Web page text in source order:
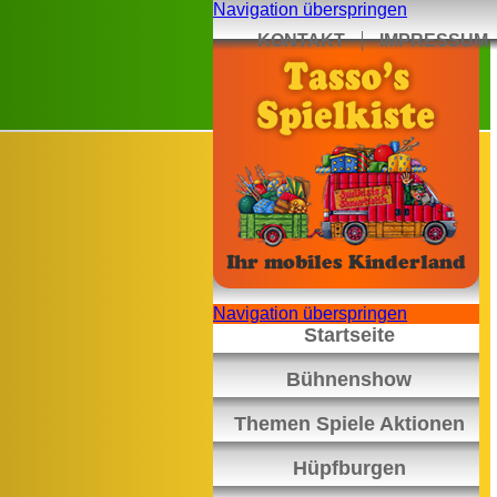
Navigation überspringen
KONTAKT
IMPRESSUM
Navigation überspringen
Startseite
Bühnenshow
Themen Spiele Aktionen
Hüpfburgen